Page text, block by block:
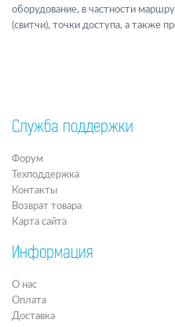
оборудование, в частности
(свитчи), точки доступа, а также
Служба поддержки
Форум
Техподдержка
Контакты
Возврат товара
Карта сайта
Информация
О нас
Оплата
Доставка